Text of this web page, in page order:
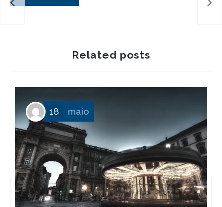
Related posts
18 maio